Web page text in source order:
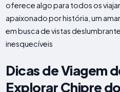
oferece algo para todos os
apaixonado por história, um
em busca de vistas
inesquecíveis
Dicas de Viagem
Explorar Chipre